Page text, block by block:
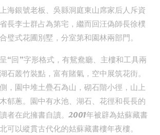
海銀號老板、吳縣洞庭東山席家后人斥資
長李士群占為第宅，繼而回汪偽師長徐樸
璧式花圃別墅，分室第和園林兩部門。
“回”字形格式，有鴛鴦廳、主樓和工具兩
石叢竹裝點，富有賭氣，空中展筑花街。
，園中堆土疊石為山，砌石階小徑，山上
郁蔥。園中有水池、湖石、花徑和長長的
者在此擁書自讀。2001年被辟為姑蘇藏書
可以縱貫古代化的姑蘇藏書樓年夜樓。